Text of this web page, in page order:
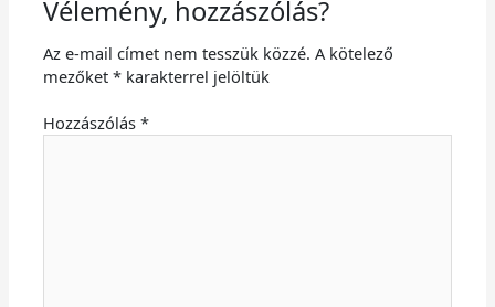
Vélemény, hozzászólás?
Az e-mail címet nem tesszük közzé. A kötelező
mezőket* karakterrel jelöltük
Hozzászólás*